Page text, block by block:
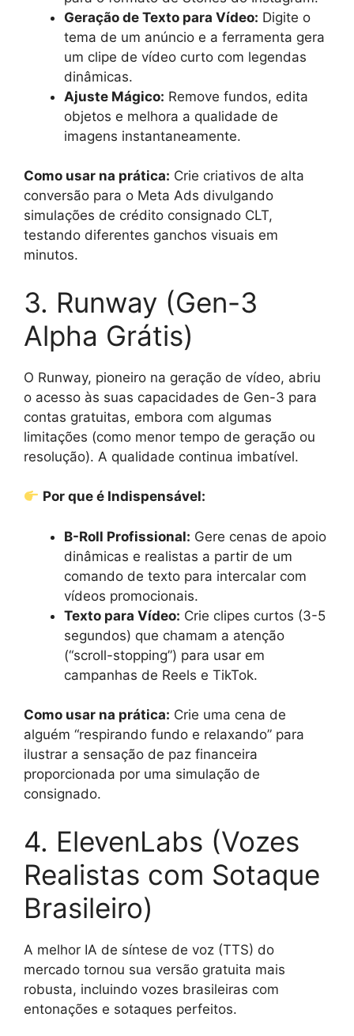
Geração de Texto para Vídeo: Digite o
tema de um anúncio e a ferramenta gera
um clipe de vídeo curto com legendas
dinâmicas.
Ajuste Mágico: Remove fundos, edita
objetos e melhora a qualidade de
imagens instantaneamente.
Como usar na prática: Crie criativos de alta
conversão para o Meta Ads divulgando
simulações de crédito consignado CLT,
testando diferentes ganchos visuais em
minutos.
3. Runway (Gen-3
Alpha Grátis)
O Runway, pioneiro na geração de vídeo, abriu
o acesso às suas capacidades de Gen-3 para
contas gratuitas, embora com algumas
limitações (como menor tempo de geração ou
resolução). A qualidade continua imbatível.
Por que é Indispensável:
B-Roll Profissional: Gere cenas de apoio
dinâmicas e realistas a partir de um
comando de texto para intercalar com
vídeos promocionais.
Texto para Vídeo: Crie clipes curtos (3-5
segundos) que chamam a atenção
(“scroll-stopping”) para usar em
campanhas de Reels e TikTok.
Como usar na prática: Crie uma cena de
alguém “respirando fundo e relaxando” para
ilustrar a sensação de paz financeira
proporcionada por uma simulação de
consignado.
4. ElevenLabs (Vozes
Realistas com Sotaque
Brasileiro)
A melhor IA de síntese de voz (TTS) do
mercado tornou sua versão gratuita mais
robusta, incluindo vozes brasileiras com
entonações e sotaques perfeitos.